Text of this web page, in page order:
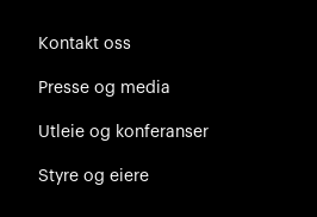
Kontakt oss
Presse og media
Utleie og konferanser
Styre og eiere